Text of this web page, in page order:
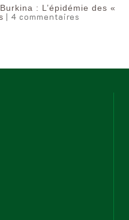
: L’épidémie des «
| 4 commentaires